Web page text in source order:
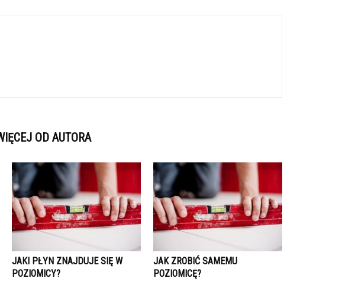
OD AUTORA
JAKI PŁYN ZNAJDUJE SIĘ W
POZIOMICY?
JAK ZROBIĆ SAMEMU
POZIOMICĘ?